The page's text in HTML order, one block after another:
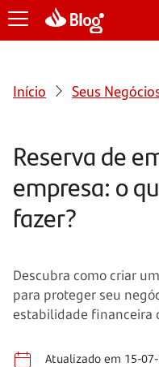
Início Seus
Reserva de
empresa: o
fazer?
Descubra como criar
para proteger seu
estabilidade financeira
Atualizado em 15-